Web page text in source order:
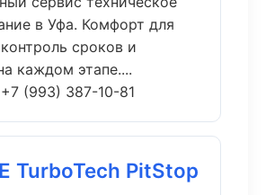
в Уфа. Комфорт для
сроков и
каждом этапе....
+7 (993) 387-10-81
TurboTech PitStop